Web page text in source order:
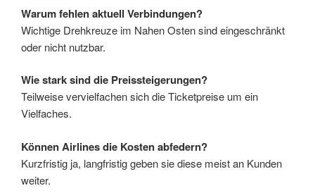
Warum fehlen aktuell Verbindungen?
Wichtige Drehkreuze im Nahen Osten sind eingeschränkt
oder nicht nutzbar.
Wie stark sind die Preissteigerungen?
Teilweise vervielfachen sich die Ticketpreise um ein
Vielfaches.
Können Airlines die Kosten abfedern?
Kurzfristig ja, langfristig geben sie diese meist an Kunden
weiter.